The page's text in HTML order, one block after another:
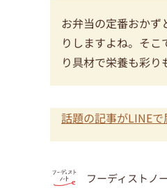
お弁当の定番おかず
りしますよね。そ
り具材で栄養も彩
話題の記事がLINE
フーディストノ